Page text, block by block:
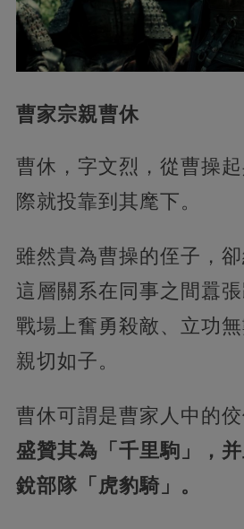
曹家宗親曹休
曹休，字文烈，從曹操
際就投靠到其麾下。
雖然貴為曹操的侄子，
這層關系在同事之間囂
戰場上奮勇殺敵、立功
親切如子。
曹休可謂是曹家人中的佼
盛贊其為「千里駒」，
銳部隊「虎豹騎」。